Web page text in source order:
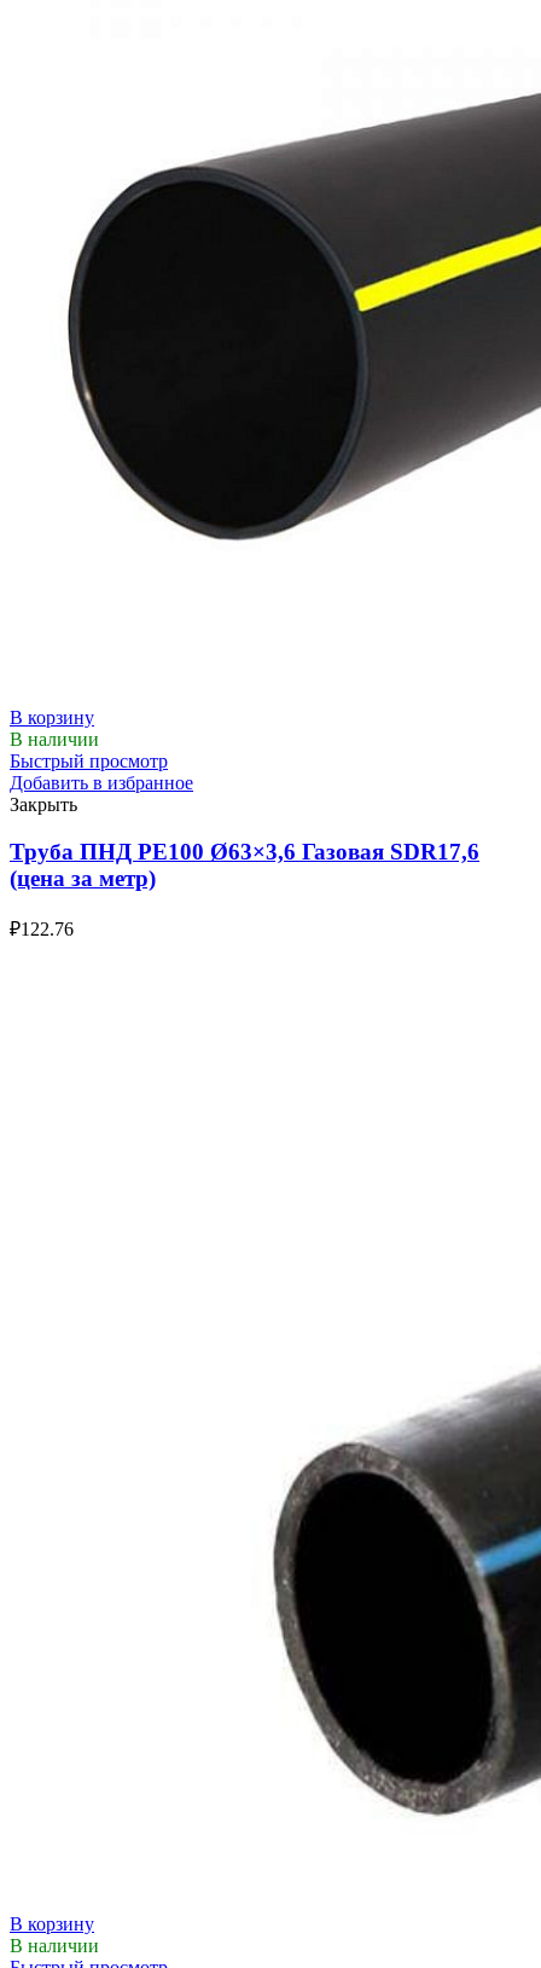
В корзину
В наличии
Быстрый просмотр
Добавить в избранное
Закрыть
Труба ПНД РЕ100 Ø63×3,6 Газовая SDR17,6
(цена за метр)
₽122.76
В корзину
В наличии